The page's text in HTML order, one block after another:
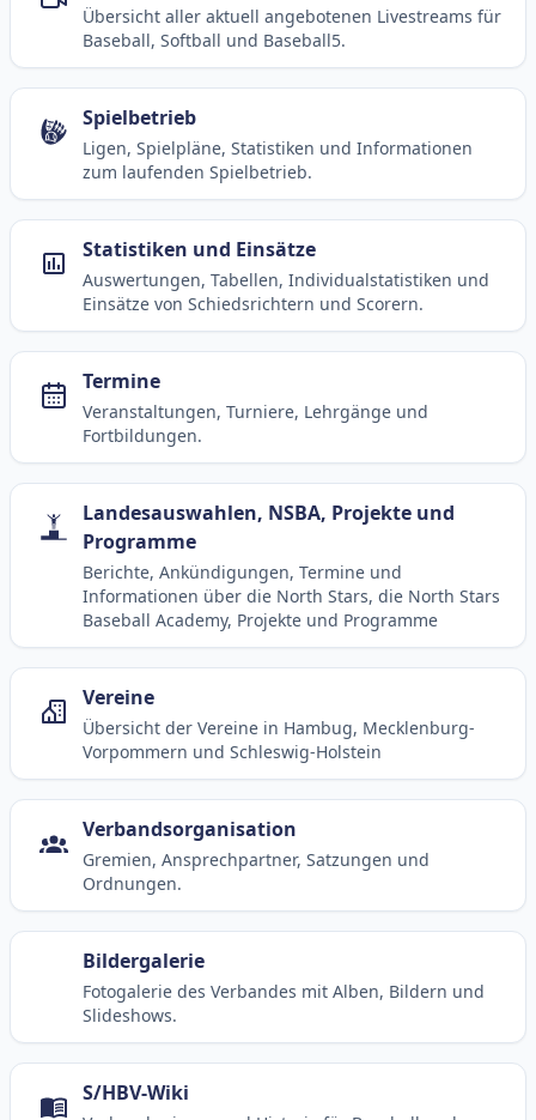
Übersicht aller aktuell angebotenen Livestreams für
Baseball, Softball und Baseball5.
Spielbetrieb
Ligen, Spielpläne, Statistiken und Informationen
zum laufenden Spielbetrieb.
Statistiken und Einsätze
Auswertungen, Tabellen, Individualstatistiken und
Einsätze von Schiedsrichtern und Scorern.
Termine
Veranstaltungen, Turniere, Lehrgänge und
Fortbildungen.
Landesauswahlen, NSBA, Projekte und
Programme
Berichte, Ankündigungen, Termine und
Informationen über die North Stars, die North Stars
Baseball Academy, Projekte und Programme
Vereine
Übersicht der Vereine in Hambug, Mecklenburg-
Vorpommern und Schleswig-Holstein
Verbandsorganisation
Gremien, Ansprechpartner, Satzungen und
Ordnungen.
Bildergalerie
Fotogalerie des Verbandes mit Alben, Bildern und
Slideshows.
S/HBV-Wiki